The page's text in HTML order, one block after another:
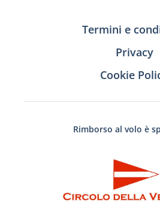
Termini e
Privacy
Cookie
Rimborso al volo è